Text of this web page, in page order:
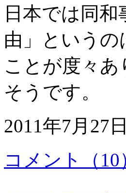
日本では同
由」という
ことが度々
そうです。
2011年7月27
コメント（10